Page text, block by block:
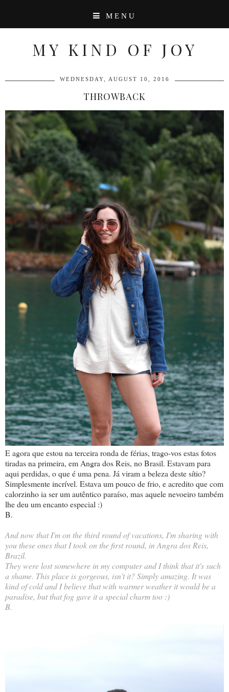
MENU
MY KIND OF JOY
WEDNESDAY, AUGUST 10, 2016
THROWBACK
E agora que estou na terceira ronda de férias, trago-vos estas fotos
tiradas na primeira, em Angra dos Reis, no Brasil. Estavam para
aqui perdidas, o que é uma pena. Já viram a beleza deste sítio?
Simplesmente incrível. Estava um pouco de frio, e acredito que com
calorzinho ia ser um autêntico paraíso, mas aquele nevoeiro também
lhe deu um encanto especial :)
B.
And now that I'm on the third round of vacations, I'm sharing with
you these ones that I took on the first round, in Angra dos Reis,
Brazil.
They were lost somewhere in my computer and I think that it's such
a shame. This place is gorgeous, isn't it? Simply amazing. It was
kind of cold and I believe that with warmer weather it would be a
paradise, but that fog gave it a special charm too :)
B.